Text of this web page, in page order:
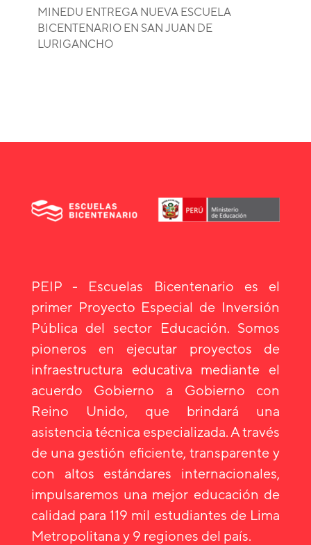
MINEDU ENTREGA NUEVA ESCUELA
BICENTENARIO EN SAN JUAN DE
LURIGANCHO
PEIP - Escuelas Bicentenario es el
primer Proyecto Especial de Inversión
Pública del sector Educación. Somos
pioneros en ejecutar proyectos de
infraestructura educativa mediante el
acuerdo Gobierno a Gobierno con
Reino Unido, que brindará una
asistencia técnica especializada. A través
de una gestión eficiente, transparente y
con altos estándares internacionales,
impulsaremos una mejor educación de
calidad para 119 mil estudiantes de Lima
Metropolitana y 9 regiones del país.